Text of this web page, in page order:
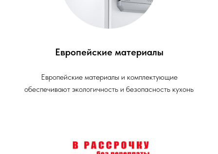
Европейские материалы
Европейские материалы и комплектующие
обеспечивают экологичность и безопасность кухонь